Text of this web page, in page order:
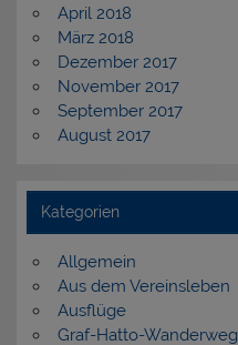
April 2018
März 2018
Dezember 2017
November 2017
September 2017
August 2017
Kategorien
Allgemein
Aus dem Vereinsleben
Ausflüge
Graf-Hatto-Wanderweg